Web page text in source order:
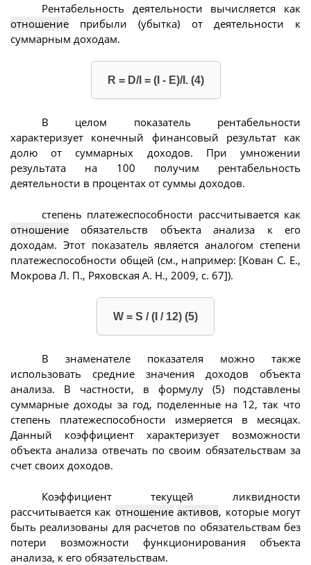
Рентабельность деятельности вычисляется как
отношение прибыли (убытка) от деятельности к
суммарным доходам.
R = D/I = (I - E)/I. (4)
В целом показатель рентабельности
характеризует конечный финансовый результат как
долю от суммарных доходов. При умножении
результата на 100 получим рентабельность
деятельности в процентах от суммы доходов.
степень платежеспособности рассчитывается как
отношение обязательств объекта анализа к его
доходам. Этот показатель является аналогом степени
платежеспособности общей (см., например: [Кован С. Е.,
Мокрова Л. П., Ряховская А. Н., 2009, с. 67]).
W = S / (I / 12) (5)
В знаменателе показателя можно также
использовать средние значения доходов объекта
анализа. В частности, в формулу (5) подставлены
суммарные доходы за год, поделенные на 12, так что
степень платежеспособности измеряется в месяцах.
Данный коэффициент характеризует возможности
объекта анализа отвечать по своим обязательствам за
счет своих доходов.
Коэффициент текущей ликвидности
рассчитывается как отношение активов, которые могут
быть реализованы для расчетов по обязательствам без
потери возможности функционирования объекта
анализа, к его обязательствам.